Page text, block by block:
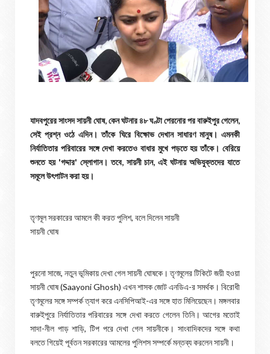
যাদবপুরের সাংসদ সায়নী ঘোষ, কেন ঘটনার ৪৮ ঘণ্টা পেরনোর পর বারুইপুর গেলেন,
সেই প্রশ্ন ওঠে এদিন। তাঁকে ঘিরে বিক্ষোভ দেখান সাধারণ মানুষ। এমনকী
নির্যাতিতার পরিবারের সঙ্গে দেখা করতেও বাধার মুখে পড়তে হয় তাঁকে। বেরিয়ে
শুনতে হয় 'গদ্দার' স্লোগান। তবে, সায়নী চান, এই ঘটনায় অভিযুক্তদের যাতে
সমূলে উৎপাটন করা হয়।
তৃণমূল সরকারের আমলে কী করত পুলিশ, বলে দিলেন সায়নী
সায়নী ঘোষ
পুরনো সাজে, নতুন ভূমিকায় দেখা গেল সায়নী ঘোষকে। তৃণমূলের টিকিটে জয়ী হওয়া
সায়নী ঘোষ (Saayoni Ghosh) এখন শাসক জোট এনডিএ-র সমর্থক। বিরোধী
তৃণমূলের সঙ্গে সম্পর্ক ত্যাগ করে এনসিপিআই-এর সঙ্গে হাত মিলিয়েছেন। মঙ্গলবার
বারুইপুরে নির্যাতিতার পরিবারের সঙ্গে দেখা করতে গেলেন তিনি। আগের মতোই
সাদা-নীল পাড় শাড়ি, টিপ পরে দেখা গেল সায়নীকে। সাংবাদিকদের সঙ্গে কথা
বলতে গিয়েই পূর্বতন সরকারের আমলের পুলিশস সম্পর্কে মন্তব্য করলেন সায়নী।